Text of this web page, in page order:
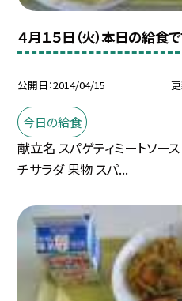
４月１５日（火）本日の給食
公開日 2014/04/15
今日の給食
献立名 スパゲティミートソー
チサラダ 果物 スパ...